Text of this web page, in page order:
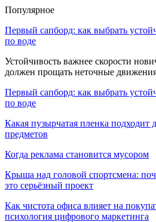
Популярное
Первый сапборд: как выбрать
по воде
Устойчивость важнее скорости
должен прощать неточные
Первый сапборд: как выбрать
по воде
Какая пузырчатая пленка подходит
предметов
Когда реклама становится мусором
Крыша над головой спортсмена:
это серьёзный проект
Как чистота офиса влияет на
психология цифрового маркетинга